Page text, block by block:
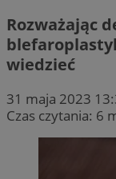
Rozważając
wiedzieć
31 maja 2023
Czas czytania: 6